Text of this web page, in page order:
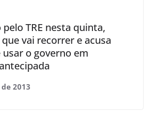
TRE nesta quinta,
vai recorrer e acusa
usar o governo em
2013